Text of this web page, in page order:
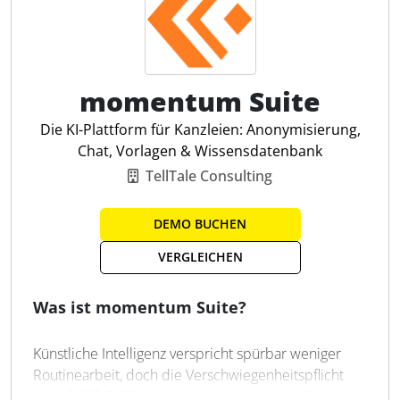
Fazit: Digitale Zusammenarbeit neu gedacht
Unsere integrierten Online-Mandantenlösungen
Effizienz
Datensicherheit
Prozessautomatisierung
Kanzlei- und Mandantenentlastung
Automatisierte Buchhaltung
Selbstbucher-Lösungen
Workflow-Management
Digitaler Belegtransfer
momentum Suite
Die KI-Plattform für Kanzleien: Anonymisierung,
Chat, Vorlagen & Wissensdatenbank
TellTale Consulting
DEMO BUCHEN
VERGLEICHEN
Was ist momentum Suite?
Künstliche Intelligenz verspricht spürbar weniger
Routinearbeit, doch die Verschwiegenheitspflicht